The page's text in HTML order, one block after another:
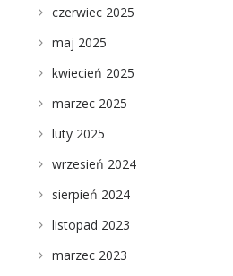
czerwiec 2025
maj 2025
kwiecień 2025
marzec 2025
luty 2025
wrzesień 2024
sierpień 2024
listopad 2023
marzec 2023